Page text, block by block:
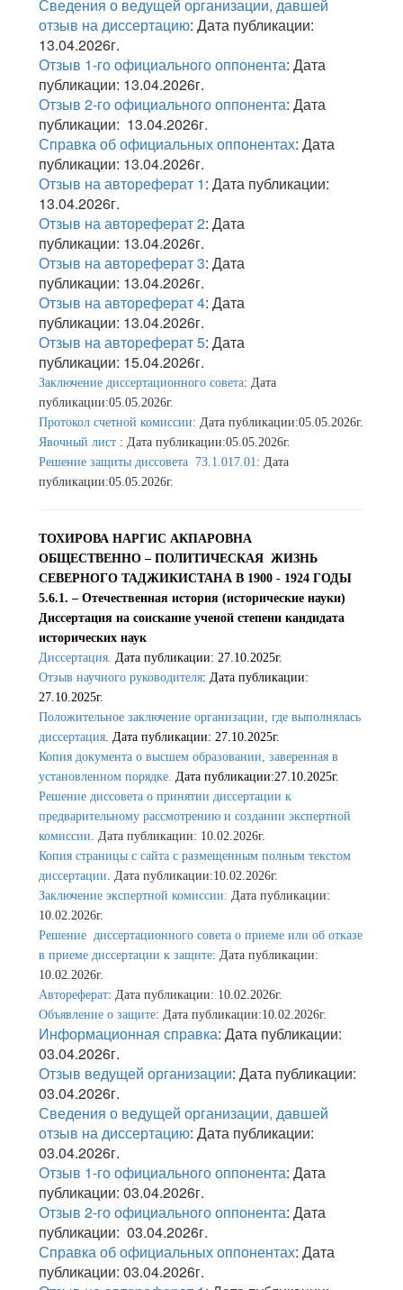
Сведения о ведущей организации, давшей
отзыв на диссертацию: Дата публикации:
13.04.2026г.
Отзыв 1-го официального оппонента: Дата
публикации: 13.04.2026г.
Отзыв 2-го официального оппонента: Дата
публикации: 13.04.2026г.
Справка об официальных оппонентах: Дата
публикации: 13.04.2026г.
Отзыв на автореферат 1: Дата публикации:
13.04.2026г.
Отзыв на автореферат 2: Дата
публикации: 13.04.2026г.
Отзыв на автореферат 3: Дата
публикации: 13.04.2026г.
Отзыв на автореферат 4: Дата
публикации: 13.04.2026г.
Отзыв на автореферат 5: Дата
публикации: 15.04.2026г.
Заключение диссертационного совета: Дата
публикации:05.05.2026г.
Протокол счетной комиссии: Дата публикации:05.05.2026г.
Явочный лист : Дата публикации:05.05.2026г.
Решение защиты диссовета 73.1.017.01: Дата
публикации:05.05.2026г.
ТОХИРОВА НАРГИС АКПАРОВНА
ОБЩЕСТВЕННО – ПОЛИТИЧЕСКАЯ ЖИЗНЬ
СЕВЕРНОГО ТАДЖИКИСТАНА В 1900 - 1924 ГОДЫ
5.6.1. – Отечественная история (исторические науки)
Диссертация на соискание ученой степени кандидата
исторических наук
Диссертация. Дата публикации: 27.10.2025г.
Отзыв научного руководителя: Дата публикации:
27.10.2025г.
Положительное заключение организации, где выполнялась
диссертация. Дата публикации: 27.10.2025г.
Копия документа о высшем образовании, заверенная в
установленном порядке. Дата публикации:27.10.2025г.
Решение диссовета о принятии диссертации к
предварительному рассмотрению и создании экспертной
комиссии. Дата публикации: 10.02.2026г.
Копия страницы с сайта с размещенным полным текстом
диссертации. Дата публикации:10.02.2026г.
Заключение экспертной комиссии: Дата публикации:
10.02.2026г.
Решение диссертационного совета о приеме или об отказе
в приеме диссертации к защите: Дата публикации:
10.02.2026г.
Автореферат: Дата публикации: 10.02.2026г.
Объявление о защите: Дата публикации:10.02.2026г.
Информационная справка: Дата публикации:
03.04.2026г.
Отзыв ведущей организации: Дата публикации:
03.04.2026г.
Сведения о ведущей организации, давшей
отзыв на диссертацию: Дата публикации:
03.04.2026г.
Отзыв 1-го официального оппонента: Дата
публикации: 03.04.2026г.
Отзыв 2-го официального оппонента: Дата
публикации: 03.04.2026г.
Справка об официальных оппонентах: Дата
публикации: 03.04.2026г.